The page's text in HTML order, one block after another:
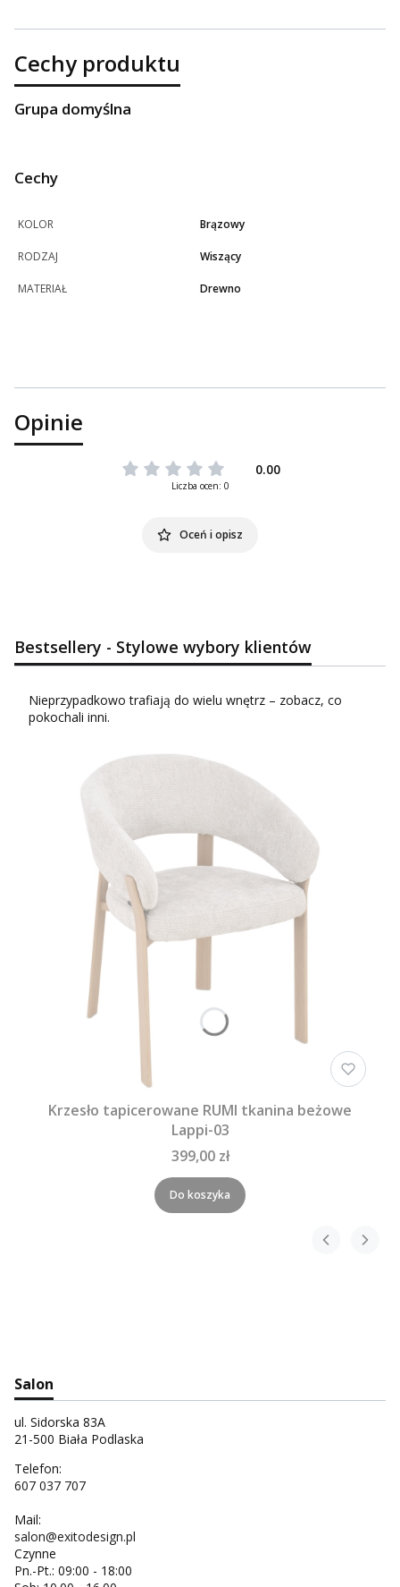
Cechy produktu
Grupa domyślna
Cechy
KOLOR Brązowy
RODZAJ Wiszący
MATERIAŁ Drewno
Opinie
0.00
Liczba ocen: 0
Oceń i opisz
Bestsellery - Stylowe wybory klientów
Nieprzypadkowo trafiają do wielu wnętrz – zobacz, co
pokochali inni.
Krzesło tapicerowane RUMI tkanina beżowe
Lappi-03
399,00 zł
Do koszyka
Salon
ul. Sidorska 83A
21-500 Biała Podlaska
Telefon:
607 037 707
Mail:
salon@exitodesign.pl
Czynne
Pn.-Pt.: 09:00 - 18:00